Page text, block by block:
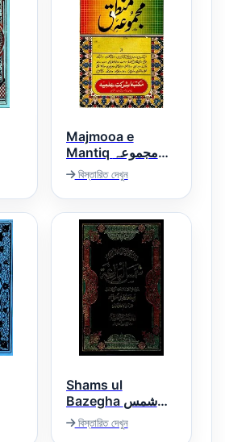
Majmooa e
Mantiq مجموعہ
منطق
বিস্তারিত দেখুন
Shams ul
Bazegha شمس
البازغہ
বিস্তারিত দেখুন